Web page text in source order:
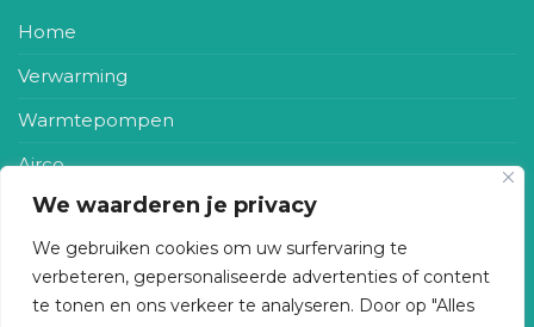
We waarderen je privacy
We gebruiken cookies om uw surfervaring te
verbeteren, gepersonaliseerde advertenties of content
te tonen en ons verkeer te analyseren. Door op "Alles
Home
Verwarming
Warmtepompen
Airco
Zonneboiler
Ventilatie
Realisaties